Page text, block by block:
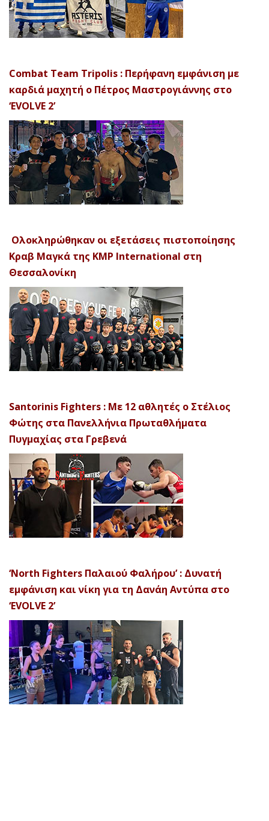
Combat Team Tripolis : Περήφανη εμφάνιση με
καρδιά μαχητή ο Πέτρος Μαστρογιάννης στο
‘EVOLVE 2’
Ολοκληρώθηκαν οι εξετάσεις πιστοποίησης
Κραβ Μαγκά της KMP International στη
Θεσσαλονίκη
Santorinis Fighters : Με 12 αθλητές ο Στέλιος
Φώτης στα Πανελλήνια Πρωταθλήματα
Πυγμαχίας στα Γρεβενά
‘North Fighters Παλαιού Φαλήρου’ : Δυνατή
εμφάνιση και νίκη για τη Δανάη Αντύπα στο
‘EVOLVE 2’